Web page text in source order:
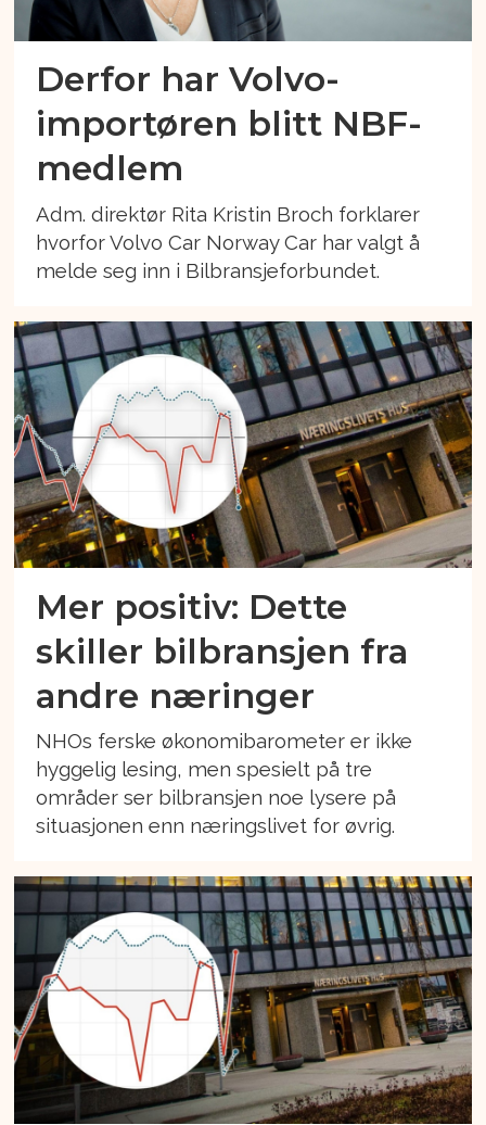
Derfor har Volvo-
importøren blitt NBF-
medlem
Adm. direktør Rita Kristin Broch forklarer
hvorfor Volvo Car Norway Car har valgt å
melde seg inn i Bilbransjeforbundet.
Mer positiv: Dette
skiller bilbransjen fra
andre næringer
NHOs ferske økonomibarometer er ikke
hyggelig lesing, men spesielt på tre
områder ser bilbransjen noe lysere på
situasjonen enn næringslivet for øvrig.